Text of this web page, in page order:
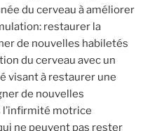
du cerveau à améliorer
restaurer la
de nouvelles habiletés
du cerveau avec un
visant à restaurer une
de nouvelles
motrice
ne peuvent pas rester